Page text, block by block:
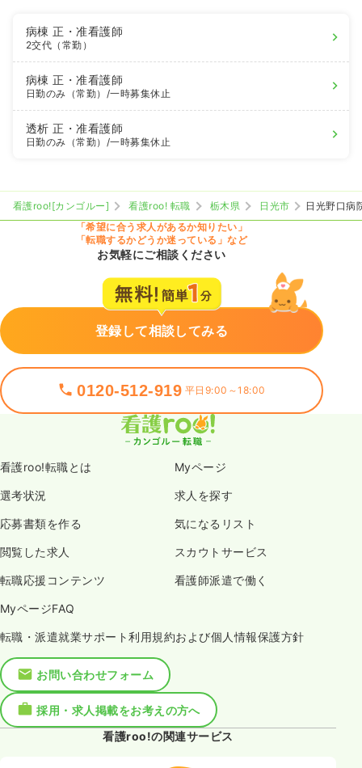
病棟正・准看護師
2交代（常勤）
病棟正・准看護師
日勤のみ（常勤） /一時募集休止
透析正・准看護師
日勤のみ（常勤） /一時募集休止
看護roo![カンゴルー] 看護roo! 転職 栃木県 日光市
日光野口病
「希望に合う求人があるか知りたい」
「転職するかどうか迷っている」など
お気軽にご相談ください
登録して相談してみる
0120-512-919 平日9:00～18:00
看護roo!転職とは Myページ
選考状況 求人を探す
応募書類を作る 気になるリスト
閲覧した求人 スカウトサービス
転職応援コンテンツ 看護師派遣で働く
MyページFAQ
転職・派遣就業サポート利用規約および個人情報保護方針
お問い合わせフォーム
採用・求人掲載をお考えの方へ
看護roo!の関連サービス